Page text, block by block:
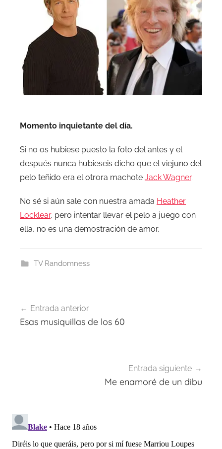
Momento inquietante del día.
Si no os hubiese puesto la foto del antes y el
después nunca hubieseis dicho que el viejuno del
pelo teñido era el otrora machote Jack Wagner.
No sé si aún sale con nuestra amada Heather
Locklear, pero intentar llevar el pelo a juego con
ella, no es una demostración de amor.
TV Randomness
de
Entrada anterior
Esas musiquillas de los 60
Entrada siguiente
Me enamoré de un dibu